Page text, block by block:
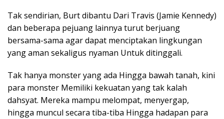
Tak sendirian, Burt dibantu Dari Travis (Jamie Kennedy)
dan beberapa pejuang lainnya turut berjuang
bersama-sama agar dapat menciptakan lingkungan
yang aman sekaligus nyaman Untuk ditinggali.
Tak hanya monster yang ada Hingga bawah tanah, kini
para monster Memiliki kekuatan yang tak kalah
dahsyat. Mereka mampu melompat, menyergap,
hingga muncul secara tiba-tiba Hingga hadapan para